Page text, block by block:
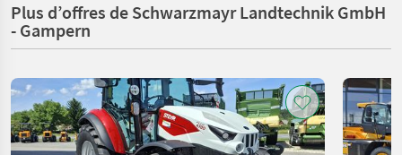
Plus d’offres de Schwarzmayr Landtechnik GmbH
- Gampern